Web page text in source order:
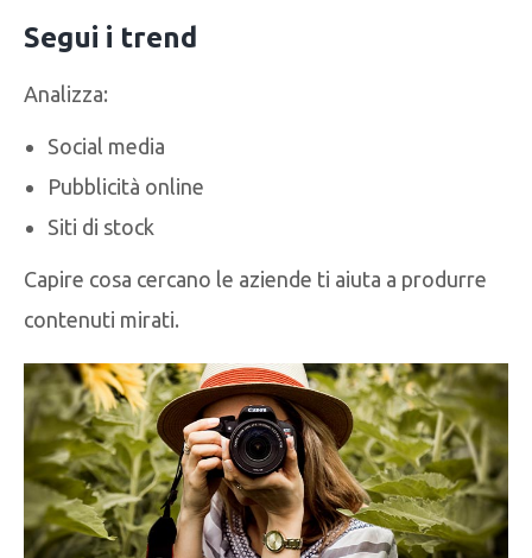
Segui i trend
Analizza:
Social media
Pubblicità online
Siti di stock
Capire cosa cercano le aziende ti aiuta a produrre
contenuti mirati.